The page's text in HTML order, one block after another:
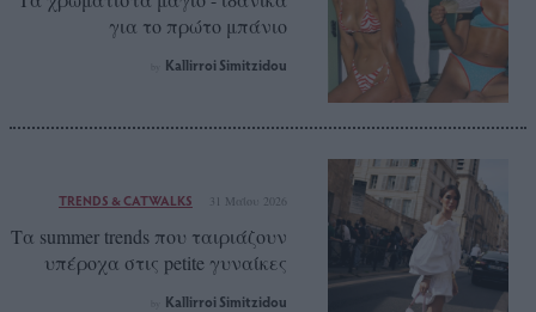
για το πρώτο μπάνιο
Kallirroi Simitzidou
TRENDS & CATWALKS 31 Μαΐου 2026
Τα summer trends που ταιριάζουν
υπέροχα στις petite γυναίκες
Kallirroi Simitzidou